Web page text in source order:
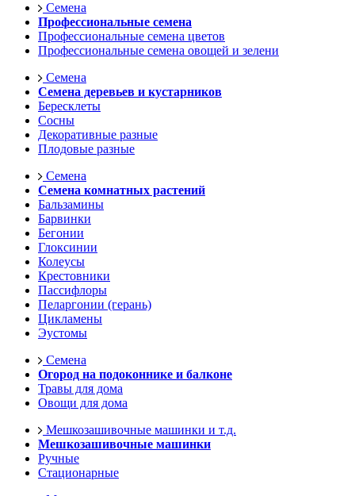
Семена
Профессиональные семена
Профессиональные семена цветов
Профессиональные семена овощей и зелени
Семена
Семена деревьев и кустарников
Бересклеты
Сосны
Декоративные разные
Плодовые разные
Семена
Семена комнатных растений
Бальзамины
Барвинки
Бегонии
Глоксинии
Колеусы
Крестовники
Пассифлоры
Пеларгонии (герань)
Цикламены
Эустомы
Семена
Огород на подоконнике и балконе
Травы для дома
Овощи для дома
Мешкозашивочные машинки и т.д.
Мешкозашивочные машинки
Ручные
Стационарные